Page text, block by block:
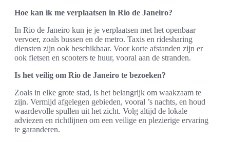
Hoe kan ik me verplaatsen in Rio de Janeiro?
In Rio de Janeiro kun je je verplaatsen met het openbaar
vervoer, zoals bussen en de metro. Taxis en ridesharing
diensten zijn ook beschikbaar. Voor korte afstanden zijn er
ook fietsen en scooters te huur, vooral aan de stranden.
Is het veilig om Rio de Janeiro te bezoeken?
Zoals in elke grote stad, is het belangrijk om waakzaam te
zijn. Vermijd afgelegen gebieden, vooral ’s nachts, en houd
waardevolle spullen uit het zicht. Volg altijd de lokale
adviezen en richtlijnen om een veilige en plezierige ervaring
te garanderen.